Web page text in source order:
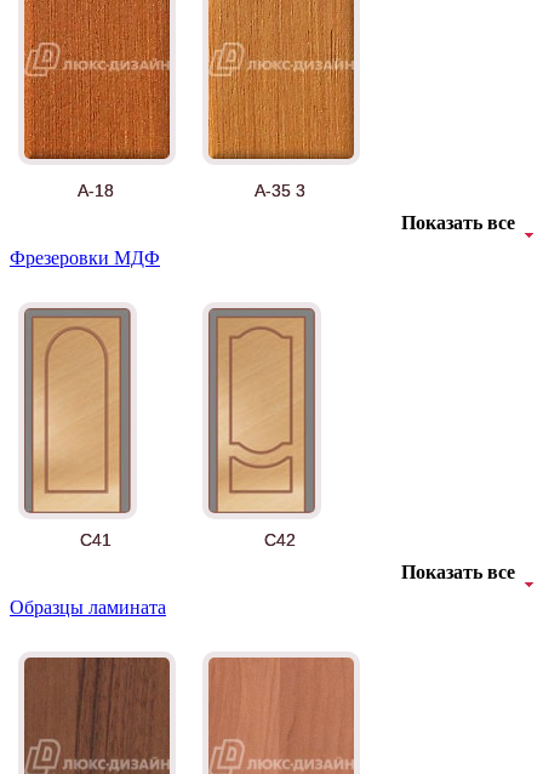
А-18 А-35 3
Б-35 3
БНТ БУК БАВАРИЯ
Показать все
Фрезеровки МДФ
C41 C42
Показать все
Образцы ламината